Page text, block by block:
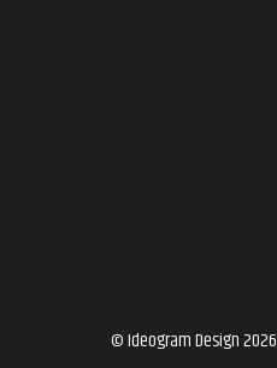
© Ideogram Design 2026